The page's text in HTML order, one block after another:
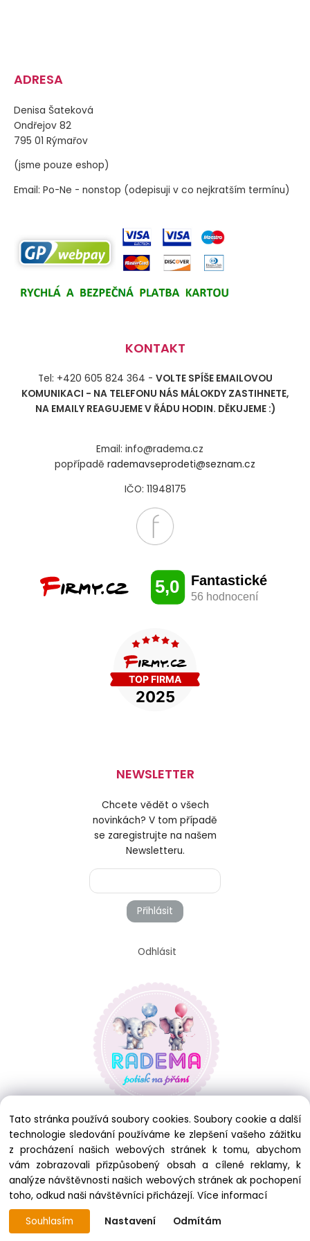
ADRESA
Denisa Šateková
Ondřejov 82
795 01 Rýmařov
(jsme pouze eshop)
Email: Po-Ne - nonstop (odepisuji v co nejkratším termínu)
KONTAKT
Tel: +420 605 824 364 - VOLTE SPÍŠE EMAILOVOU
KOMUNIKACI - NA TELEFONU NÁS MÁLOKDY ZASTIHNETE,
NA EMAILY REAGUJEME V ŘÁDU HODIN. DĚKUJEME :)
Email: info@radema.cz
popřípadě rademavseprodeti@seznam.cz
IČO: 11948175
NEWSLETTER
Chcete vědět o všech
novinkách? V tom případě
se zaregistrujte na našem
Newsletteru.
Přihlásit
Odhlásit
Copyright © 2025 RADEMA, All rights reserved
Vytvořeno systémem ClickEshop.cz
Tato stránka používá soubory cookies. Soubory cookie a další
technologie sledování používáme ke zlepšení vašeho zážitku
z procházení našich webových stránek k tomu, abychom
vám zobrazovali přizpůsobený obsah a cílené reklamy, k
analýze návštěvnosti našich webových stránek ak pochopení
toho, odkud naši návštěvníci přicházejí. Více informací
Souhlasím
Nastavení Odmítám